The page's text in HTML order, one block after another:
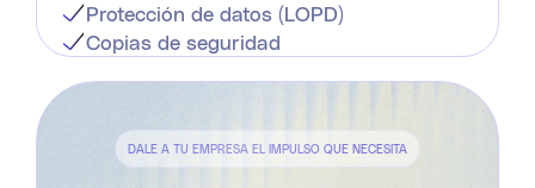
Protección de datos (LOPD)
Copias de seguridad
DALE A TU EMPRESA EL IMPULSO QUE NECESITA